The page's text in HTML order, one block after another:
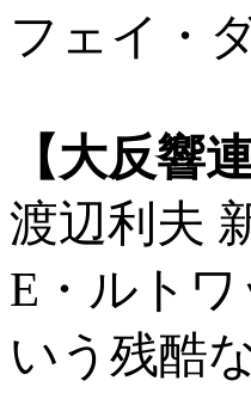
フェイ・
【大反響
渡辺利夫
E・ルト
いう残酷